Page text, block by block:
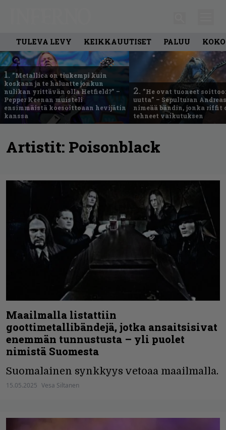
TULEVA LEVY KEIKKAUUTISET PALUU
1. ”Metallica on tiukempi kuin
koskaan ja te haluatte jonkun
nulikan yrittävän olla Hetfield?” –
Pepper Keenan muisteli
ensimmäistä koesoittoaan hevijätin
kanssa
2. ”He ovat tuoneet
uutta” – Sepulturan
nimeää bändin, jonka riffit
tehneet vaikutuksen
Artistit: Poisonblack
Maailmalla listattiin
goottimetallibändejä, jotka ansaitsisivat
enemmän tunnustusta – yli puolet
nimistä Suomesta
Suomalainen synkkyys vetoaa maailmalla.
15.05.2025 Vesa Siltanen